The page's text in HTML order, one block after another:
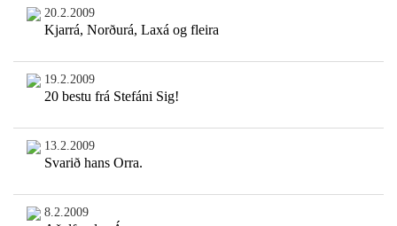
20.2.2009
Kjarrá, Norðurá, Laxá og fleira
19.2.2009
20 bestu frá Stefáni Sig!
13.2.2009
Svarið hans Orra.
8.2.2009